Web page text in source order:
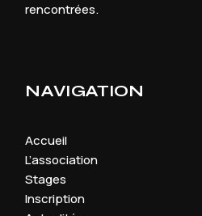
rencontrées.
NAVIGATION
Accueil
L’association
Stages
Inscription